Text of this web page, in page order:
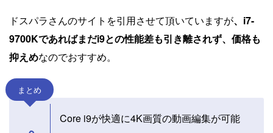
ドスパラさんのサイトを引用させて頂いていますが、i7-
9700Kであればまだi9との性能差も引き離されず、価格も
抑えめなのでおすすめ。
まとめ
Core i9が快適に4K画質の動画編集が可能